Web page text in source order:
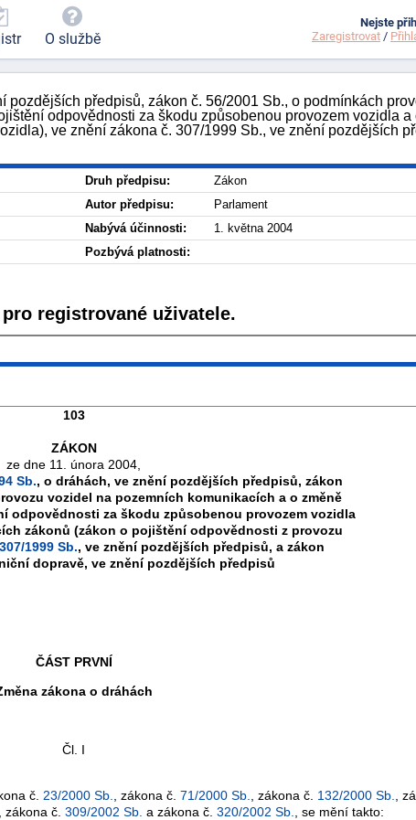
předpisů, zákon č. 56/2001 Sb., o podmínkách
odpovědnosti za škodu způsobenou provozem vozidla a
ve znění zákona č. 307/1999 Sb., ve znění pozdějších
Druh předpisu:
Zákon
Autor předpisu:
Parlament
Nabývá účinnosti:
1. května 2004
Pozbývá platnosti:
registrované uživatele.
103
ZÁKON
ze dne 11. února 2004,
Sb., o dráhách, ve znění pozdějších předpisů, zákon
vozidel na pozemních komunikacích a o změně
odpovědnosti za škodu způsobenou provozem vozidla
zákonů (zákon o pojištění odpovědnosti z provozu
307/1999 Sb., ve znění pozdějších předpisů, a zákon
dopravě, ve znění pozdějších předpisů
ČÁST PRVNÍ
zákona o dráhách
Čl. I
č. 23/2000 Sb. , zákona č. 71/2000 Sb. , zákona č. 132/2000 Sb. ,
, zákona č. 309/2002 Sb. a zákona č. 320/2002 Sb.
, se mění takto:
O službě
Nejste
Zaregistrovat /